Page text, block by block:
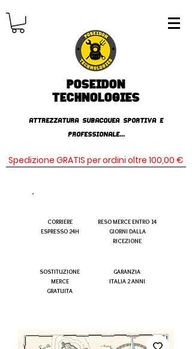
Poseidon
TECHNOLOGIES
AttrezzaturA subacqueA SPORTIVA E
PROFESSIONALE...
Spedizione GRATIS per ordini oltre 100,00 €
CORRIERE
ESPRESSO 24H
SOSTITUZIONE
MERCE
GRATUITA
RESO MERCE ENTRO 14
GIORNI DALLA
RICEZIONE
GARANZIA
ITALIA 2 ANNI